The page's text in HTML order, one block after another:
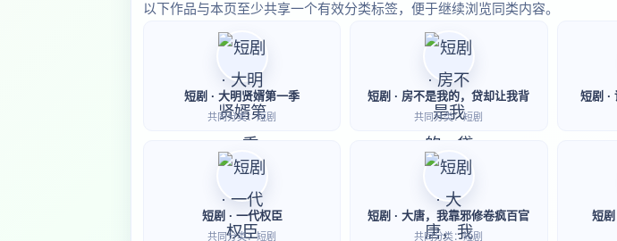
以下作品与本页至少共享一个有效分类标签，便于继续浏览同类内容。
短剧 · 大明贤婿第一季
共同分类：短剧
短剧 · 房不是我的，贷却让我背
共同分类：短剧
短剧 ·
短剧 · 一代权臣
共同分类：短剧
短剧 · 大唐，我靠邪修卷疯百官
共同分类：短剧
短